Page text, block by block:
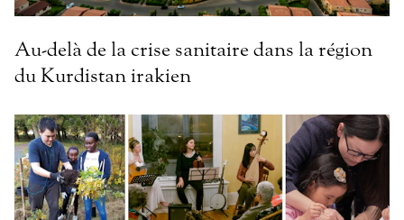
Au-delà de la crise sanitaire dans la région
du Kurdistan irakien